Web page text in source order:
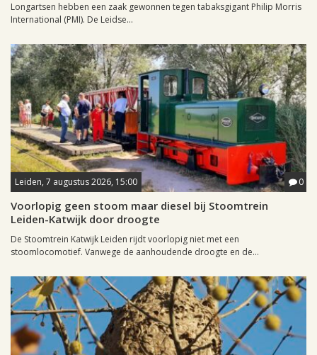
Longartsen hebben een zaak gewonnen tegen tabaksgigant Philip Morris
International (PMI). De Leidse...
Leiden, 7 augustus 2026, 15:00 0
Voorlopig geen stoom maar diesel bij Stoomtrein
Leiden-Katwijk door droogte
De Stoomtrein Katwijk Leiden rijdt voorlopig niet met een
stoomlocomotief. Vanwege de aanhoudende droogte en de...